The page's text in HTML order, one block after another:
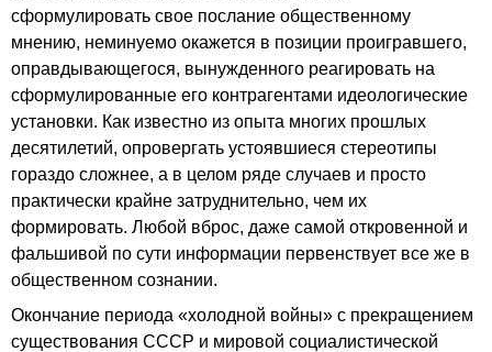
сформулировать свое послание общественному
мнению, неминуемо окажется в позиции проигравшего,
оправдывающегося, вынужденного реагировать на
сформулированные его контрагентами идеологические
установки. Как известно из опыта многих прошлых
десятилетий, опровергать устоявшиеся стереотипы
гораздо сложнее, а в целом ряде случаев и просто
практически крайне затруднительно, чем их
формировать. Любой вброс, даже самой откровенной и
фальшивой по сути информации первенствует все же в
общественном сознании.
Окончание периода «холодной войны» с прекращением
существования СССР и мировой социалистической